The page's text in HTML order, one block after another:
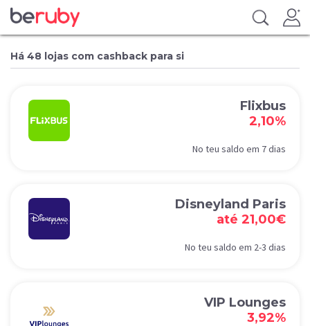
Há 48 lojas com cashback para si
Flixbus
2,10%
No teu saldo em 7 dias
Disneyland Paris
até 21,00€
No teu saldo em 2-3 dias
VIP Lounges
3,92%